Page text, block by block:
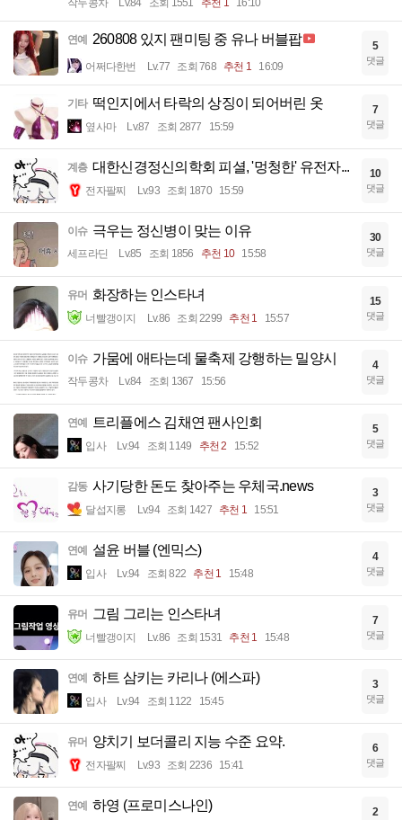
작두콩차 Lv.84 조회 1551 추천 1 16:10
연예 260808 있지 팬미팅 중 유나 버블팝
어쩌다한번 Lv.77 조회 768 추천 1 16:09
5
댓글
기타 떡인지에서 타락의 상징이 되어버린 옷
옆사마 Lv.87 조회 2877 15:59
7
댓글
계층 대한신경정신의학회 피셜, '멍청한' 유전자...
전자팔찌 Lv.93 조회 1870 15:59
10
댓글
이슈 극우는 정신병이 맞는 이유
세프라딘 Lv.85 조회 1856 추천 10 15:58
30
댓글
유머 화장하는 인스타녀
너빨갱이지 Lv.86 조회 2299 추천 1 15:57
15
댓글
이슈 가뭄에 애타는데 물축제 강행하는 밀양시
작두콩차 Lv.84 조회 1367 15:56
4
댓글
연예 트리플에스 김채연 팬사인회
입사 Lv.94 조회 1149 추천 2 15:52
5
댓글
감동 사기당한 돈도 찾아주는 우체국.news
달섭지롱 Lv.94 조회 1427 추천 1 15:51
3
댓글
연예 설윤 버블 (엔믹스)
입사 Lv.94 조회 822 추천 1 15:48
4
댓글
유머 그림 그리는 인스타녀
너빨갱이지 Lv.86 조회 1531 추천 1 15:48
7
댓글
연예 하트 삼키는 카리나 (에스파)
입사 Lv.94 조회 1122 15:45
3
댓글
유머 양치기 보더콜리 지능 수준 요약.
전자팔찌 Lv.93 조회 2236 15:41
6
댓글
연예 하영 (프로미스나인) 2